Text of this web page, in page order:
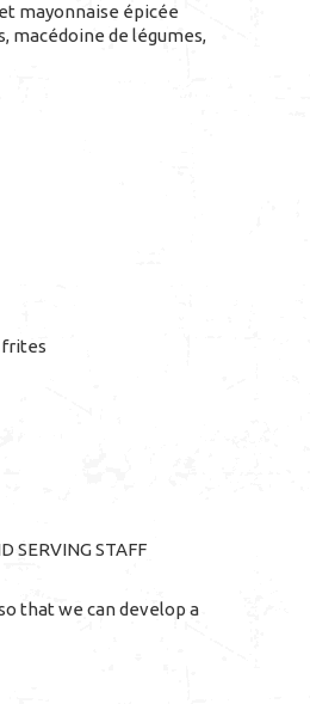
mayonnaise épicée
macédoine de légumes,
frites
SERVING STAFF
that we can develop a